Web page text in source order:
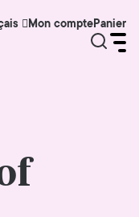
Mon comptePanier